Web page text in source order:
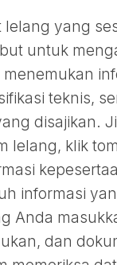
yang
untuk
teknis,
disajikan.
lelang, klik
informasi
Anda
dan